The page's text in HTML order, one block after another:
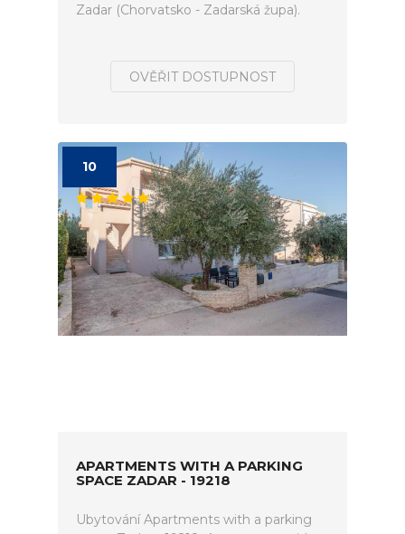
Zadar (Chorvatsko - Zadarská župa).
OVĚŘIT DOSTUPNOST
10
APARTMENTS WITH A PARKING
SPACE ZADAR - 19218
Ubytování Apartments with a parking